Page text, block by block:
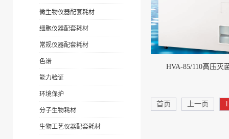
微生物仪器配套耗材
细胞仪器配套耗材
常规仪器配套耗材
色谱
能力验证
环境保护
分子生物耗材
生物工艺仪器配套耗材
HVA-85/110高压灭
首页 上一页 1